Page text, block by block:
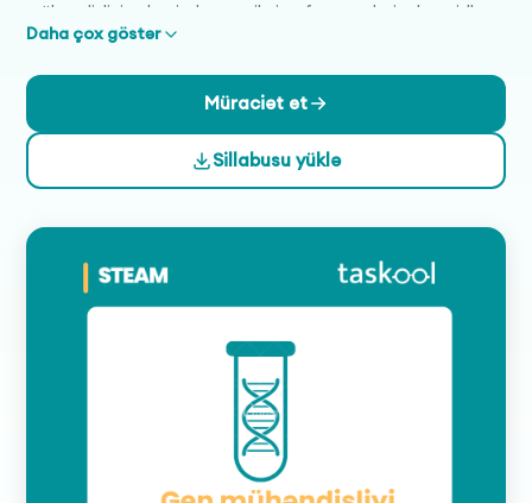
mühəndisliyi sahəsində restriksiya fermentləri, plazmidlər,
PCR və DNT ardıcıllığının təyini kimi texnikalar öyrədilir.
Daha sonra, rekombinant zülal istehsalı, transgen
orqanizmlər, kök hüceyrə texnologiyaları və CRISPR-Cas9
kimi irəli metodlara giriş təmin olunur. Nəhayət, tibbi, kənd
təsərrüfatı və sənaye sahələrindəki tətbiqlər və etik
problemlər müzakirə edilir.
Daha çox göstər
Müraciət et
Sillabusu yüklə